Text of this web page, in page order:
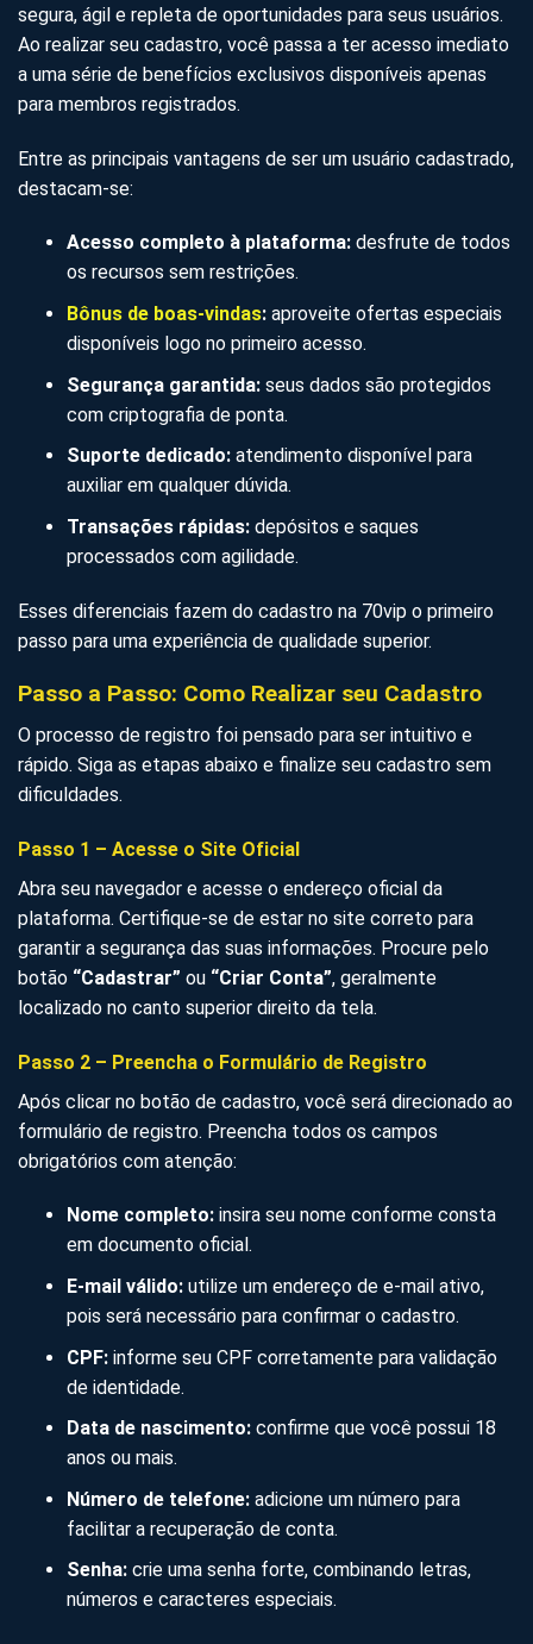
segura, ágil e repleta de oportunidades para seus usuários.
Ao realizar seu cadastro, você passa a ter acesso imediato
a uma série de benefícios exclusivos disponíveis apenas
para membros registrados.
Entre as principais vantagens de ser um usuário cadastrado,
destacam-se:
Acesso completo à plataforma:desfrute de todos
os recursos sem restrições.
Bônus de boas-vindas:aproveite ofertas especiais
disponíveis logo no primeiro acesso.
Segurança garantida:seus dados são protegidos
com criptografia de ponta.
Suporte dedicado:atendimento disponível para
auxiliar em qualquer dúvida.
Transações rápidas:depósitos e saques
processados com agilidade.
Esses diferenciais fazem do cadastro na 70vip o primeiro
passo para uma experiência de qualidade superior.
Passo a Passo: Como Realizar seu Cadastro
O processo de registro foi pensado para ser intuitivo e
rápido. Siga as etapas abaixo e finalize seu cadastro sem
dificuldades.
Passo 1 – Acesse o Site Oficial
Abra seu navegador e acesse o endereço oficial da
plataforma. Certifique-se de estar no site correto para
garantir a segurança das suas informações. Procure pelo
botão “Cadastrar” ou “Criar Conta”, geralmente
localizado no canto superior direito da tela.
Passo 2 – Preencha o Formulário de Registro
Após clicar no botão de cadastro, você será direcionado ao
formulário de registro. Preencha todos os campos
obrigatórios com atenção:
Nome completo:insira seu nome conforme consta
em documento oficial.
E-mail válido:utilize um endereço de e-mail ativo,
pois será necessário para confirmar o cadastro.
CPF:informe seu CPF corretamente para validação
de identidade.
Data de nascimento:confirme que você possui 18
anos ou mais.
Número de telefone:adicione um número para
facilitar a recuperação de conta.
Senha:crie uma senha forte, combinando letras,
números e caracteres especiais.